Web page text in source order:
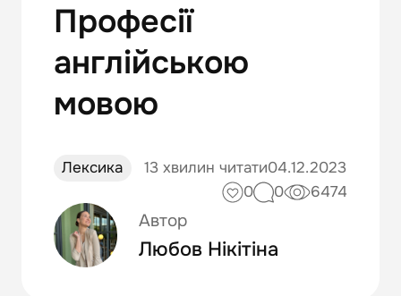
Професії
англійською
мовою
Лексика 13 хвилин читати04.12.2023
0
0 6474
Автор
Любов Нікітіна